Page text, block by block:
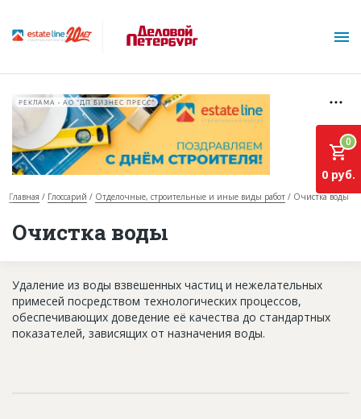
О проекте
База строящихся объектов
Инвестпроекты
РЕКЛАМА • АО "ДП БИЗНЕС ПРЕСС"
Главная Глоссарий Отделочные, строительные и иные виды работ Очистка воды
Очистка воды
0
0 руб.
Удаление из воды взвешенных частиц и нежелательных
примесей посредством технологических процессов,
обеспечивающих доведение её качества до стандартных
показателей, зависящих от назначения воды.